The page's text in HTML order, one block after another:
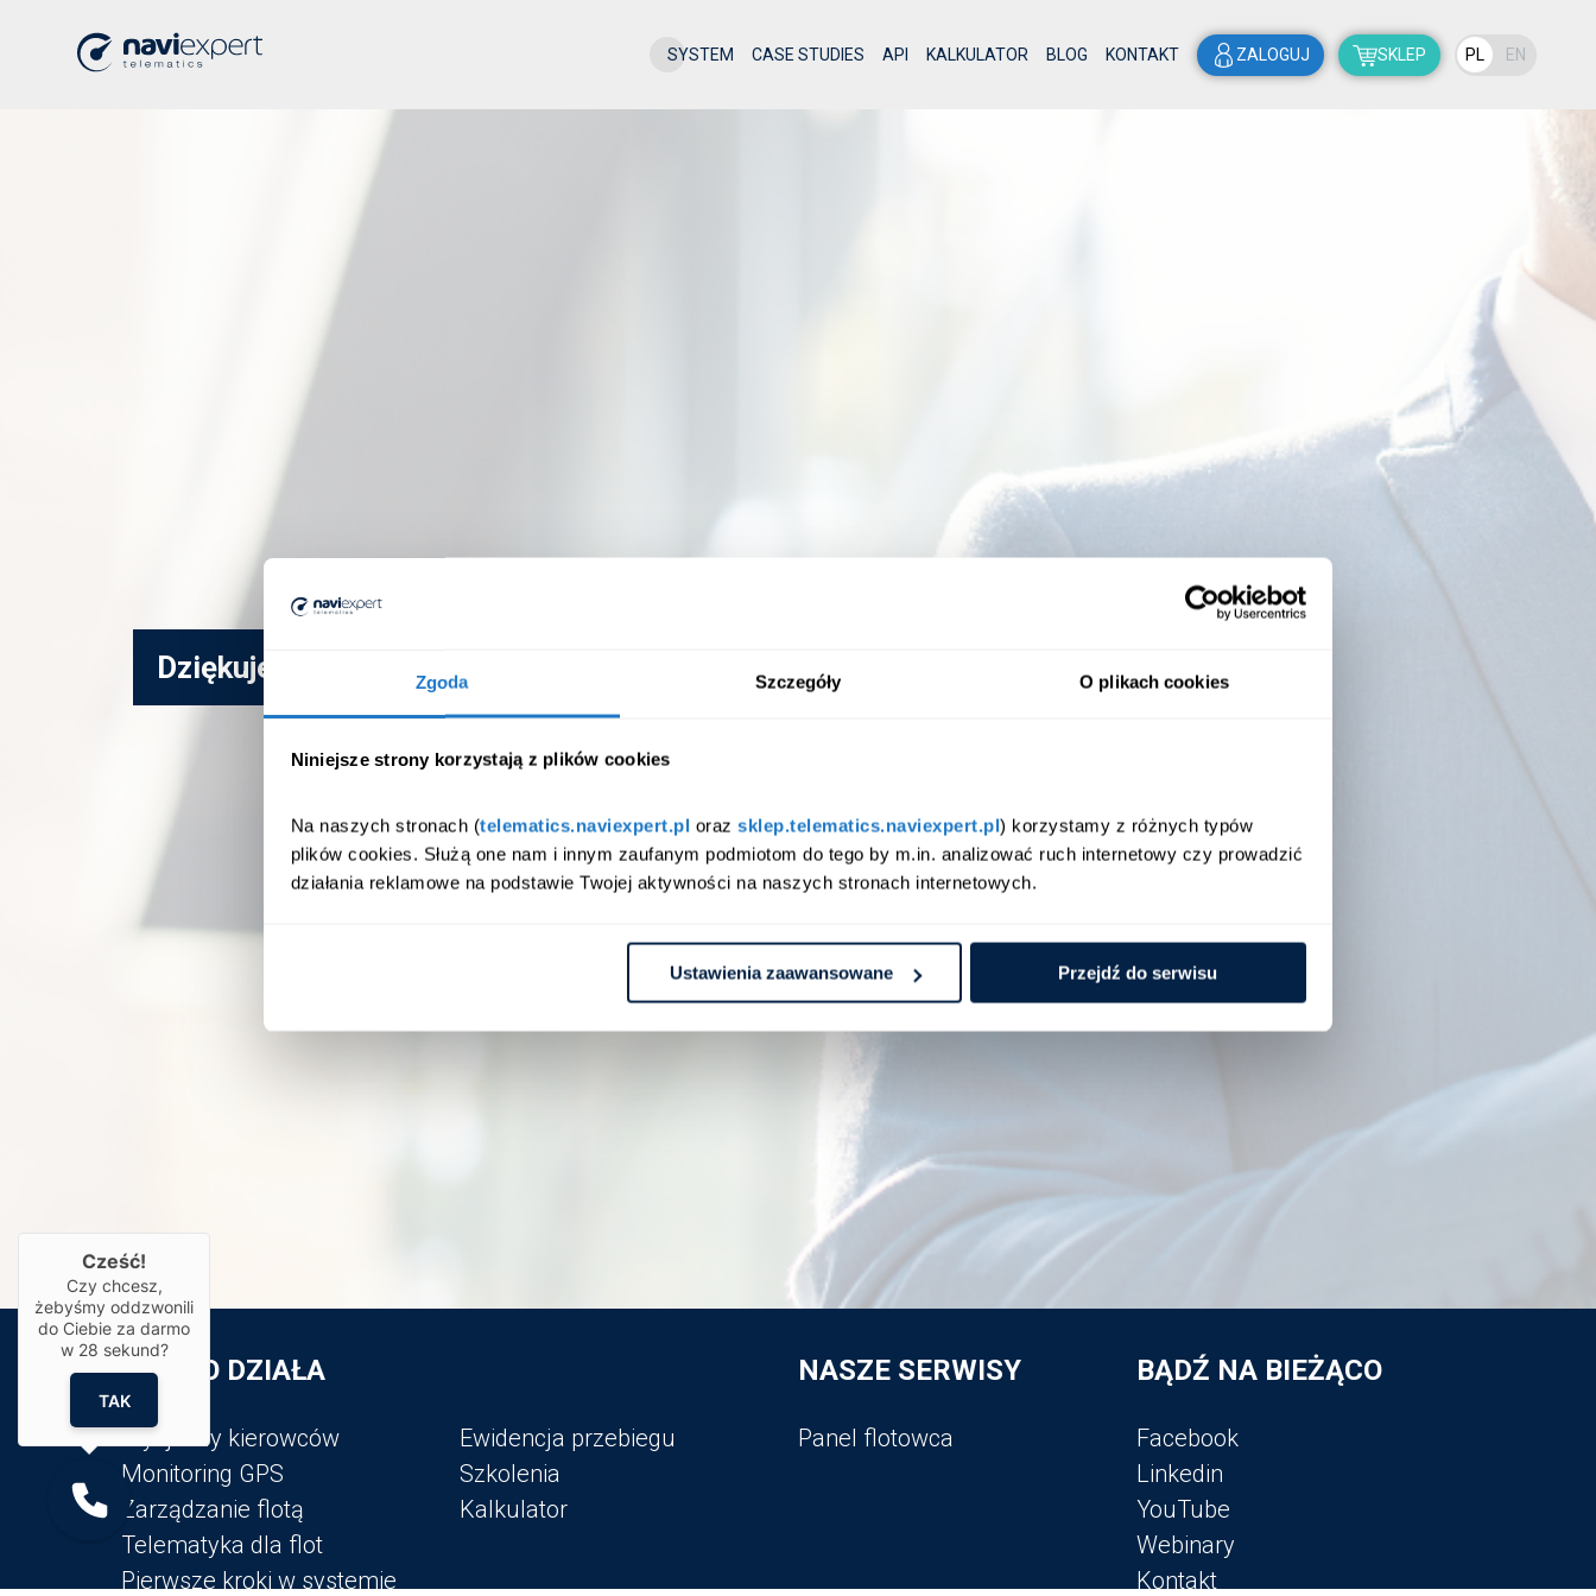
Zgoda Szczegóły O plikach cookies
Niniejsze strony korzystają z plików cookies
Na naszych stronach (telematics.naviexpert.pl oraz sklep.telematics.naviexpert.pl) korzystamy z różnych typów
plików cookies. Służą one nam i innym zaufanym podmiotom do tego by m.in. analizować ruch internetowy czy prowadzić
działania reklamowe na podstawie Twojej aktywności na naszych stronach internetowych.
Ustawienia zaawansowane Przejdź do serwisu
SYSTEM CASE STUDIES API KALKULATOR BLOG KONTAKT ZALOGUJ SKLEP PL EN
Dziękujemy-2
Dziękujemy za zgłoszenie, wkrótce skontaktuje się z Tobą nasz przedstawiciel.
JAK TO DZIAŁA
Styl jazdy kierowców
Monitoring GPS
Zarządzanie flotą
Telematyka dla flot
Pierwsze kroki w systemie
Ewidencja przebiegu
Szkolenia
Kalkulator
NASZE SERWISY
Panel flotowca
BĄDŹ NA BIEŻĄCO
Facebook
Linkedin
YouTube
Webinary
Kontakt
Cześć!
Czy chcesz,
żebyśmy oddzwonili
do Ciebie za darmo
w 28 sekund?
TAK